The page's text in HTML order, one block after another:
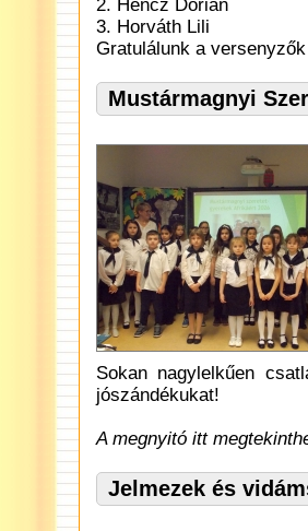
2. Hencz Dorián
3. Horváth Lili
Gratulálunk a
Mustármagnyi
Sokan nagylelkűen
jószándékukat!
A megnyitó itt
Jelmezek és